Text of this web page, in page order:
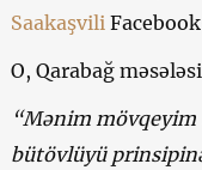
Saakaşvili
O, Qarabağ
“Mənim mövqeyim
bütövlüyü